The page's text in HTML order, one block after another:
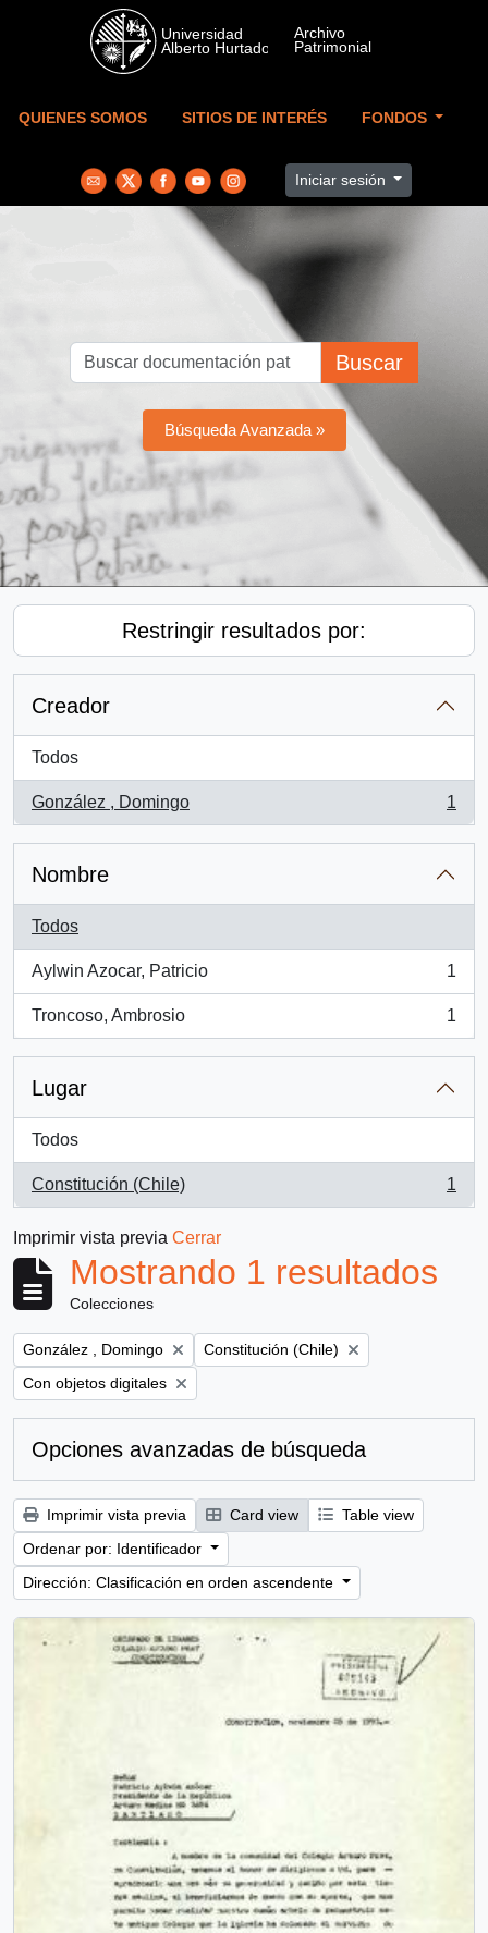
Skip to main content
QUIENES SOMOS SITIOS DE INTERÉS FONDOS
Iniciar sesión
Buscar
Búsqueda Avanzada »
Restringir resultados por:
Creador
Todos
González , Domingo
, 1 resultados
1
Nombre
Todos
Aylwin Azocar, Patricio
, 1 resultados
1
Troncoso, Ambrosio
, 1 resultados
1
Lugar
Todos
Constitución (Chile)
, 1 resultados
1
Imprimir vista previa Cerrar
Mostrando 1 resultados
Colecciones
Remove filter:
González , Domingo Remove filter:
Constitución (Chile)
Remove filter:
Con objetos digitales
Opciones avanzadas de búsqueda
Imprimir vista previa Card view
Table view
Ordenar por: Identificador
Dirección: Clasificación en orden ascendente